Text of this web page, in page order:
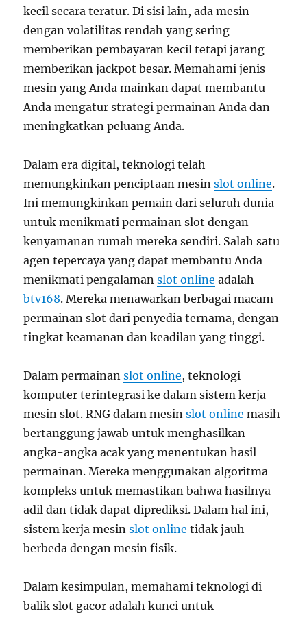
kecil secara teratur. Di sisi lain, ada mesin
dengan volatilitas rendah yang sering
memberikan pembayaran kecil tetapi jarang
memberikan jackpot besar. Memahami jenis
mesin yang Anda mainkan dapat membantu
Anda mengatur strategi permainan Anda dan
meningkatkan peluang Anda.
Dalam era digital, teknologi telah
memungkinkan penciptaan mesinslot online.
Ini memungkinkan pemain dari seluruh dunia
untuk menikmati permainan slot dengan
kenyamanan rumah mereka sendiri. Salah satu
agen tepercaya yang dapat membantu Anda
menikmati pengalamanslot online adalah
btv168. Mereka menawarkan berbagai macam
permainan slot dari penyedia ternama, dengan
tingkat keamanan dan keadilan yang tinggi.
Dalam permainanslot online, teknologi
komputer terintegrasi ke dalam sistem kerja
mesin slot. RNG dalam mesinslot online masih
bertanggung jawab untuk menghasilkan
angka-angka acak yang menentukan hasil
permainan. Mereka menggunakan algoritma
kompleks untuk memastikan bahwa hasilnya
adil dan tidak dapat diprediksi. Dalam hal ini,
sistem kerja mesinslot online tidak jauh
berbeda dengan mesin fisik.
Dalam kesimpulan, memahami teknologi di
balik slot gacor adalah kunci untuk